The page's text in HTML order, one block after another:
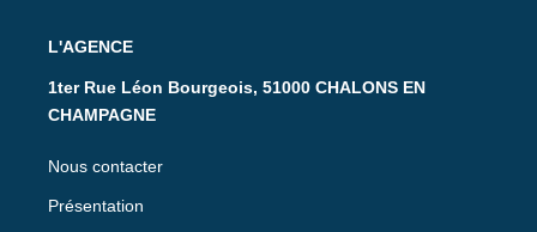
L'AGENCE
1ter Rue Léon Bourgeois, 51000 CHALONS EN
CHAMPAGNE
Nous contacter
Présentation